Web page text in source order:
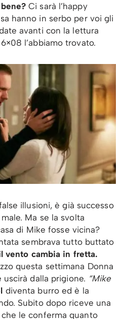
Ci sarà l’happy
hanno in serbo per voi gli
avanti con la lettura
l’abbiamo trovato.
illusioni, è già successo
Ma se la svolta
di Mike fosse vicina?
sembrava tutto buttato
vento cambia in fretta.
questa settimana Donna
dalla prigione. “Mike
diventa burro ed è la
Subito dopo riceve una
le conferma quanto